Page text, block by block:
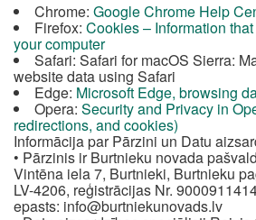
Chrome: Google Chrome Help
Firefox: Cookies – Information
your computer
Safari: Safari for macOS Sierra:
website data using Safari
Edge: Microsoft Edge, browsing
Opera: Security and Privacy in
redirections, and cookies)
Informācija par Pārzini un Datu
• Pārzinis ir Burtnieku novada
Vintēna iela 7, Burtnieki, Burtnieku
LV-4206, reģistrācijas Nr.
epasts: info@burtniekunovads.lv